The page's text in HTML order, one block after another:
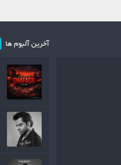
آخرین آلبوم ها